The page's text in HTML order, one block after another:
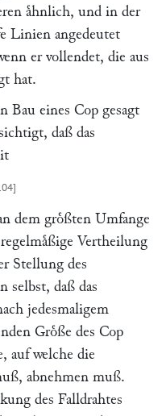
aͤhnlich, und in der
Linien angedeutet
er vollendet, die aus
hat.
Bau eines Cop gesagt
daß das
dem groͤßten Umfange
Vertheilung
Stellung des
selbst, daß das
jedesmaligem
Groͤße des Cop
auf welche die
abnehmen muß.
des Falldrahtes